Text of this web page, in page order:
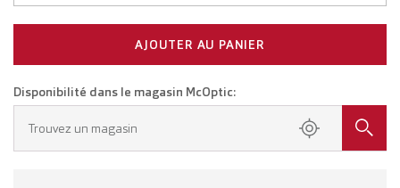
AJOUTER AU PANIER
Disponibilité dans le magasin McOptic:
Trouvez un magasin